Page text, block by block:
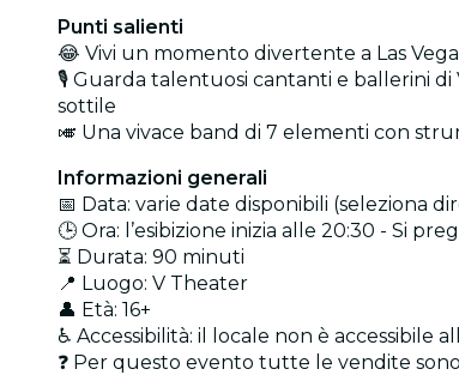
Punti salienti
😂 Vivi un momento divertente a Las
🎙️ Guarda talentuosi cantanti e ballerini
sottile
🎺 Una vivace band di 7 elementi con
Informazioni generali
📅 Data: varie date disponibili (seleziona
🕒 Ora: l’esibizione inizia alle 20:30 - Si
⏳ Durata: 90 minuti
📍 Luogo: V Theater
👤 Età: 16+
♿ Accessibilità: il locale non è accessibile
❓ Per questo evento tutte le vendite